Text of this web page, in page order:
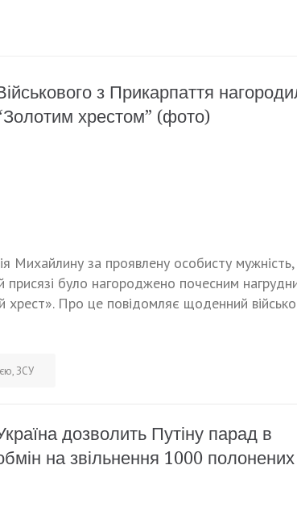
з Прикарпаття
хрестом” (фото)
Михайлину за проявлену особисту мужність,
присязі було нагороджено почесним
Про це повідомляє щоденний
,ЗСУ
дозволить Путіну парад в
на звільнення 1000 полонених